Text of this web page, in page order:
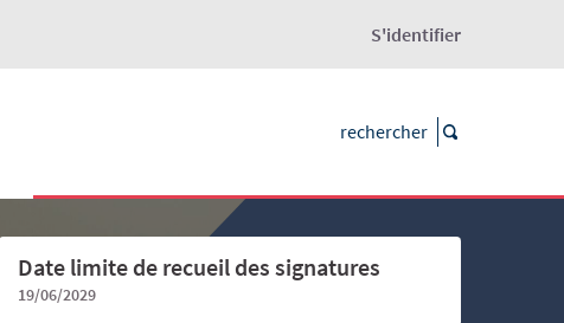
S'identifier
Date limite de recueil des signatures
19/06/2029